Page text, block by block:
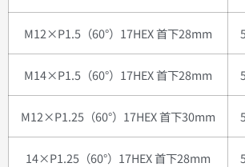
M12×P1.5（60°）17HEX 首下28mm
M14×P1.5（60°）17HEX 首下28mm
M12×P1.25（60°）17HEX 首下30mm
14×P1.25（60°）17HEX 首下28mm